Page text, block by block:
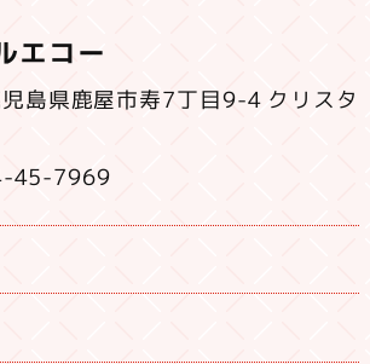
エコー
島県鹿屋市寿7丁目9-4 クリスタ
45-7969